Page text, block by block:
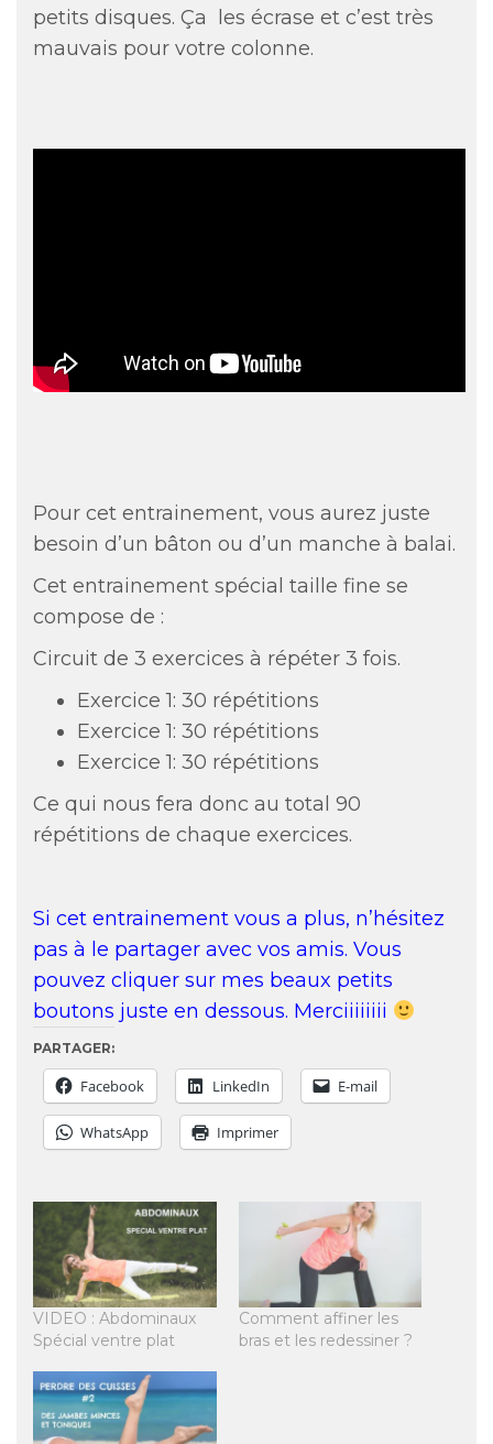
petits disques. Ça les écrase et c’est très
mauvais pour votre colonne.
Pour cet entrainement, vous aurez juste
besoin d’un bâton ou d’un manche à balai.
Cet entrainement spécial taille fine se
compose de :
Circuit de 3 exercices à répéter 3 fois.
Exercice 1: 30 répétitions
Exercice 1: 30 répétitions
Exercice 1: 30 répétitions
Ce qui nous fera donc au total 90
répétitions de chaque exercices.
Si cet entrainement vous a plus, n’hésitez
pas à le partager avec vos amis. Vous
pouvez cliquer sur mes beaux petits
boutons juste en dessous. Merciiiiiiii
PARTAGER:
Facebook LinkedIn E-mail
WhatsApp Imprimer
VIDEO : Abdominaux
Spécial ventre plat
Comment affiner les
bras et les redessiner ?